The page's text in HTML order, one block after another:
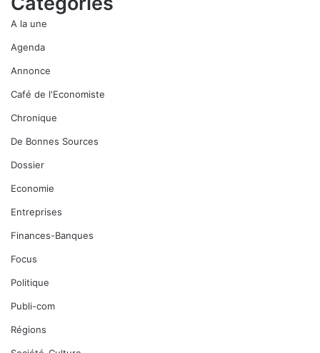
A la une
Agenda
Annonce
Café de l'Economiste
Chronique
De Bonnes Sources
Dossier
Economie
Entreprises
Finances-Banques
Focus
Politique
Publi-com
Régions